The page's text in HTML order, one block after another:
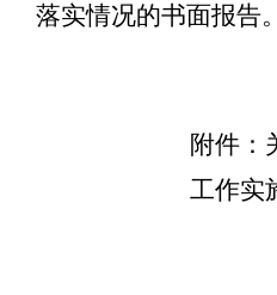
落实情况的书面报告。
附件：
工作实